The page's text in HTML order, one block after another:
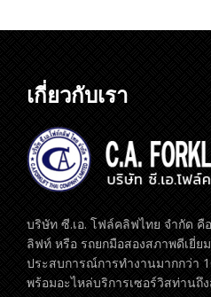
เกี่ยวกับเรา
บริษัท ซี.เอ. โฟล์คลิฟไทย จำกัด
ลิฟท์ หรือ รถยกมือสองสภาพดีเยี่ย
ประสบการณ์การทำงานมากกว่า
พร้อมอะไหล่บริการเซอร์วิสท่านถึ